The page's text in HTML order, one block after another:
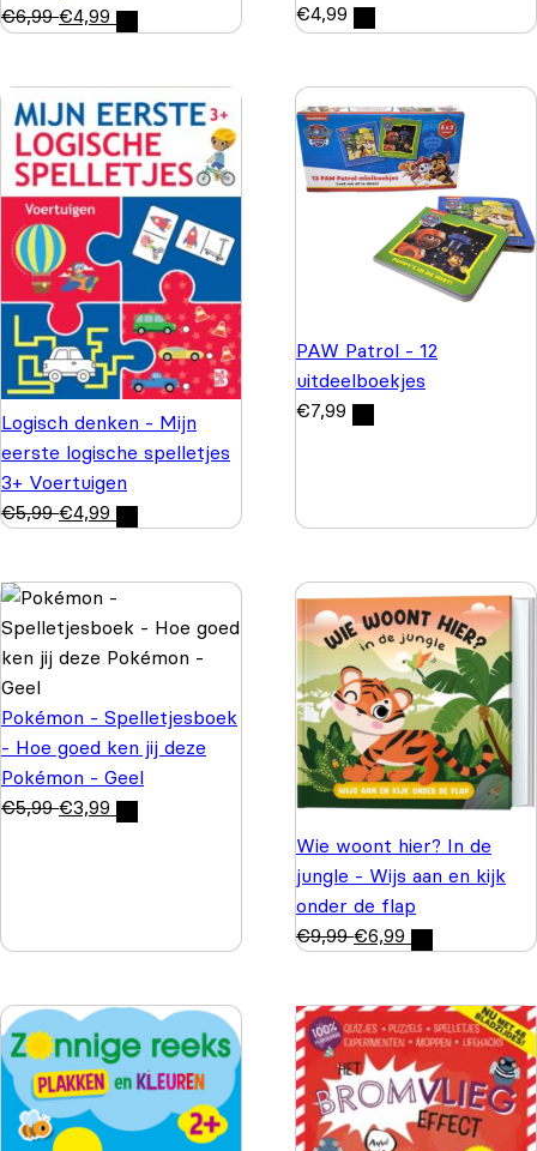
€6,99 €4,99
€4,99
Logisch denken - Mijn
eerste logische spelletjes
3+ Voertuigen
€5,99 €4,99
PAW Patrol - 12
uitdeelboekjes
€7,99
Pokémon - Spelletjesboek
- Hoe goed ken jij deze
Pokémon - Geel
€5,99 €3,99
Wie woont hier? In de
jungle - Wijs aan en kijk
onder de flap
€9,99 €6,99